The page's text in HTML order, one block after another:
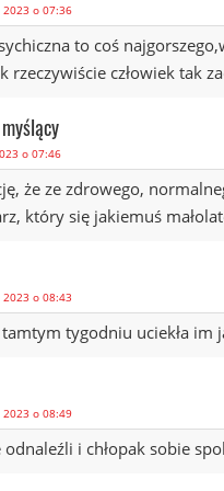
2023 o 07:36
to coś
rzeczywiście człowiek tak
o 07:46
że ze zdrowego,
który się jakiemuś
o 08:43
tygodniu uciekła im
2023 o 08:49
i chłopak sobie